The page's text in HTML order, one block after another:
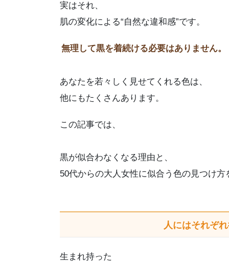
実はそれ、
肌の変化による“自然な違和感”です。
無理して黒を着続ける必要はありません。
あなたを若々しく見せてくれる色は、
他にもたくさんあります。
この記事では、
黒が似合わなくなる理由と、
50代からの大人女性に似合う色の見つけ方
人にはそれぞれ
生まれ持った